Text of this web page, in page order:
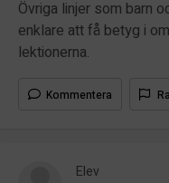
Övriga linjer som barn
enklare att få betyg i
lektionerna.
Kommentera
Elev